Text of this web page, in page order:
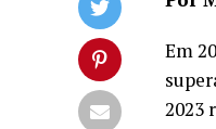
Em
2023